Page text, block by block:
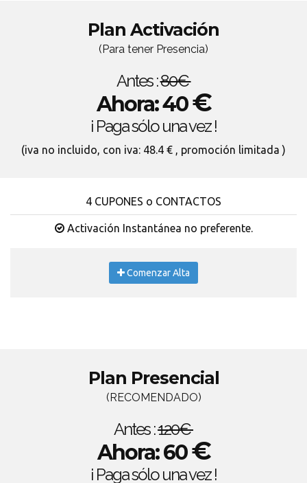
Plan Activación
(Para tener Presencia)
Antes :80€
Ahora: 40€
¡ Paga sólo una vez !
(iva no incluido, con iva: 48.4 € , promoción limitada )
4 CUPONES o CONTACTOS
Activación Instantánea no preferente.
Comenzar Alta
Plan Presencial
(RECOMENDADO)
Antes :120€
Ahora: 60€
¡ Paga sólo una vez !